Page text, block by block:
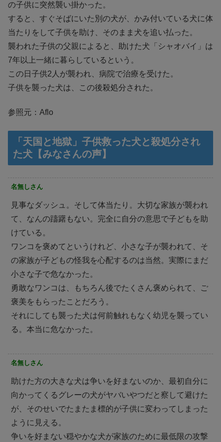
の子供に突然襲い掛かった。
すると、すぐそばにいた別の犬が、かみ付いている犬に体
当たりをして子供を助け、そのまま犬を追い払った。
襲われた子供の父親によると、助けた犬「シャオバイ」は
7年以上一緒に暮らしているという。
この日子供2人が襲われ、病院で治療を受けた。
子供を襲った犬は、この後殺処分された。
参照元：Aflo
「天国と地獄」子供救った犬と殺処分され
た犬【みなさんの声】
名無しさん
見事なダッシュ。そして体当たり。大切な家族が襲われ
て、なんの躊躇もない。完全に自分の意思で子どもを助
けている。
ワンコを褒めてというけれど、小さな子が襲われて、そ
の家族が子どもの怪我を心配するのは当然。実際にまだ
小さな子で危なかった。
勇敢なワンコは、もちろん後でたくさん褒められて、ご
褒美をもらったことだろう。
それにしても襲った犬は何前触れもなく幼児を襲ってい
る。本当に危なかった。
名無しさん
助けた方の大きな犬は争いを好まないのか、最初自分に
向かってくるグレーの犬がヤバいやつだと察して避けた
が、そのせいでたまたま標的が子供に変わってしまった
ように見える。
争いを好まない穏やかな犬が家族のために最低限の攻撃